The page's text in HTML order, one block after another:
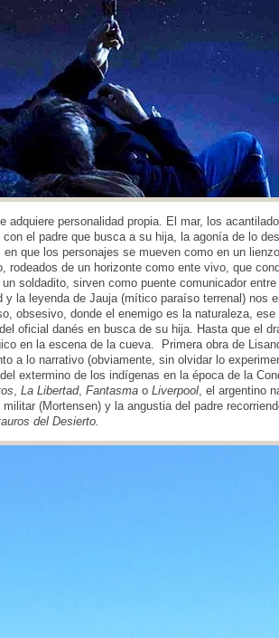
adquiere personalidad propia. El mar, los
el padre que busca a su hija, la agonía de lo
que los personajes se mueven como en un
rodeados de un horizonte como ente vivo, que
soldadito, sirven como puente comunicador entre
la leyenda de Jauja (mítico paraíso terrenal) nos
obsesivo, donde el enemigo es la naturaleza,
oficial danés en busca de su hija. Hasta que el
en la escena de la cueva. Primera obra de
a lo narrativo (obviamente, sin olvidar lo
extermino de los indígenas en la época de la
La Libertad, Fantasma o Liverpool , el argentino
(Mortensen) y la angustia del padre
del Desierto.